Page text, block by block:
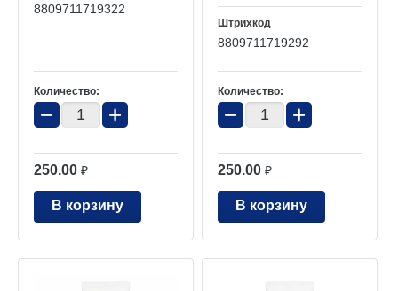
8809711719322
Количество:
− +
250.00 ₽
В корзину
Штрихкод
8809711719292
Количество:
− +
250.00 ₽
В корзину